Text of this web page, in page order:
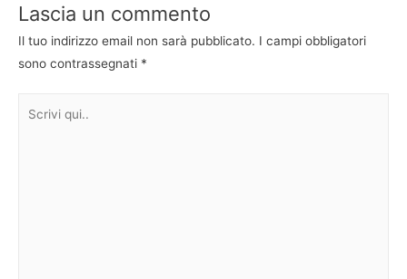
Lascia un commento
Il tuo indirizzo email non sarà pubblicato. I campi obbligatori
sono contrassegnati *